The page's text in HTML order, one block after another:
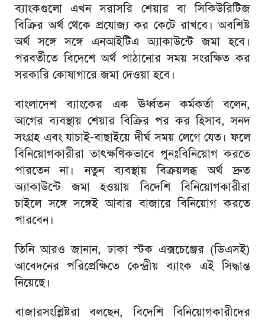
ব্যাংকগুলো এখন সরাসরি শেয়ার বা সিকিউরিটিজ
বিক্রির অর্থ থেকে প্রযোজ্য কর কেটে রাখবে। অবশিষ্ট
অর্থ সঙ্গে সঙ্গে এনআইটিএ অ্যাকাউন্টে জমা হবে।
পরবর্তীতে বিদেশে অর্থ পাঠানোর সময় সংরক্ষিত কর
সরকারি কোষাগারে জমা দেওয়া হবে।
বাংলাদেশ ব্যাংকের এক ঊর্ধ্বতন কর্মকর্তা বলেন,
আগের ব্যবস্থায় শেয়ার বিক্রির পর কর হিসাব, সনদ
সংগ্রহ এবং যাচাই-বাছাইয়ে দীর্ঘ সময় লেগে যেত। ফলে
বিনিয়োগকারীরা তাৎক্ষণিকভাবে পুনঃবিনিয়োগ করতে
পারতেন না। নতুন ব্যবস্থায় বিক্রয়লব্ধ অর্থ দ্রুত
অ্যাকাউন্টে জমা হওয়ায় বিদেশি বিনিয়োগকারীরা
চাইলে সঙ্গে সঙ্গেই আবার বাজারে বিনিয়োগ করতে
পারবেন।
তিনি আরও জানান, ঢাকা স্টক এক্সচেঞ্জের (ডিএসই)
আবেদনের পরিপ্রেক্ষিতে কেন্দ্রীয় ব্যাংক এই সিদ্ধান্ত
নিয়েছে।
বাজারসংশ্লিষ্টরা বলছেন, বিদেশি বিনিয়োগকারীদের